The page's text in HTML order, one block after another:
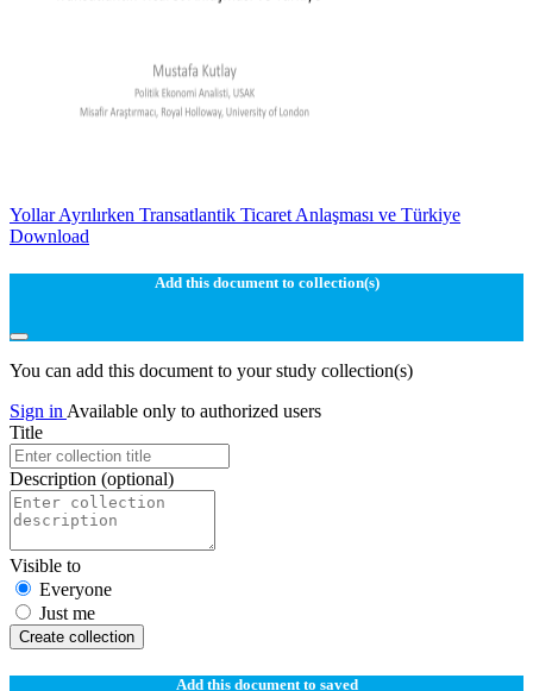
Yollar Ayrılırken Transatlantik Ticaret Anlaşması ve Türkiye
Download
Add this document to collection(s)
You can add this document to your study collection(s)
Sign in Available only to authorized users
Title
Description (optional)
Visible to
Everyone
Just me
Create collection
Add this document to saved